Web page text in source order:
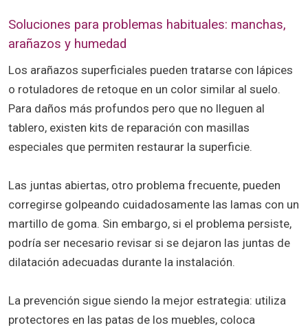
Soluciones para problemas habituales: manchas,
arañazos y humedad
Los arañazos superficiales pueden tratarse con lápices
o rotuladores de retoque en un color similar al suelo.
Para daños más profundos pero que no lleguen al
tablero, existen kits de reparación con masillas
especiales que permiten restaurar la superficie.
Las juntas abiertas, otro problema frecuente, pueden
corregirse golpeando cuidadosamente las lamas con un
martillo de goma. Sin embargo, si el problema persiste,
podría ser necesario revisar si se dejaron las juntas de
dilatación adecuadas durante la instalación.
La prevención sigue siendo la mejor estrategia: utiliza
protectores en las patas de los muebles, coloca